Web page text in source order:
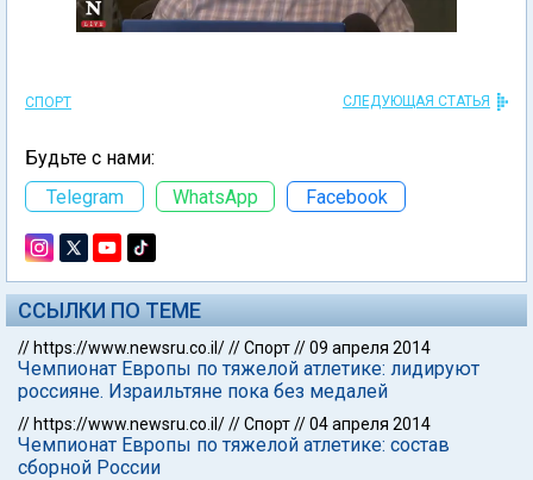
СПОРТ СЛЕДУЮЩАЯ СТАТЬЯ
Будьте с нами:
Telegram
WhatsApp Facebook
ССЫЛКИ ПО ТЕМЕ
// https://www.newsru.co.il///Спорт//09 апреля 2014
Чемпионат Европы по тяжелой атлетике: лидируют
россияне. Израильтяне пока без медалей
// https://www.newsru.co.il///Спорт//04 апреля 2014
Чемпионат Европы по тяжелой атлетике: состав
сборной России